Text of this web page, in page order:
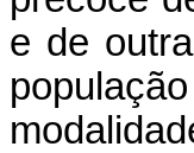
e de